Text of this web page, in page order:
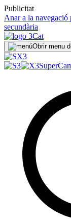
Publicitat
Anar a la navegació
secundària
Obrir menu